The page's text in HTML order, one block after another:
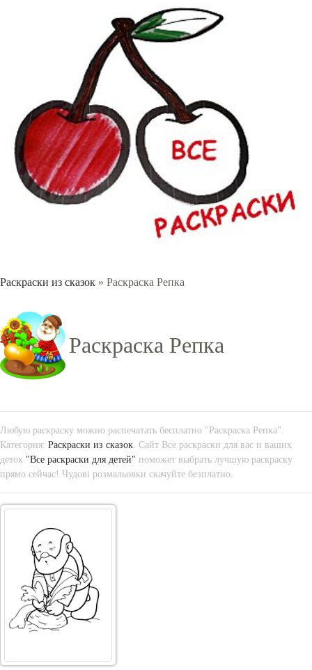
Раскраски из сказок » Раскраска Репка
Раскраска Репка
Любую раскраску можно распечатать бесплатно "Раскраска Репка".
Категория: Раскраски из сказок . Сайт Все раскраски для вас и ваших
деток "Все раскраски для детей" поможет выбрать лучшую раскраску
прямо сейчас! Чудові розмальовки скачуйте безплатно.